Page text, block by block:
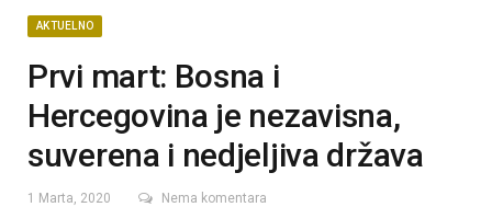
AKTUELNO
Prvi mart: Bosna i
Hercegovina je nezavisna,
suverena i nedjeljiva država
1 Marta, 2020 Nema komentara